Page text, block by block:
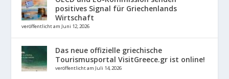
positives Signal für Griechenlands
Wirtschaft
veröffentlicht am Juni 12, 2026
Das neue offizielle griechische
Tourismusportal VisitGreece.gr ist online!
veröffentlicht am Juli 14, 2026